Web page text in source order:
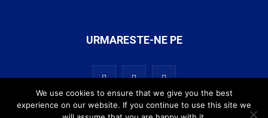
URMARESTE-NE PE
We use cookies to ensure that we give you the best
experience on our website. If you continue to use this site we